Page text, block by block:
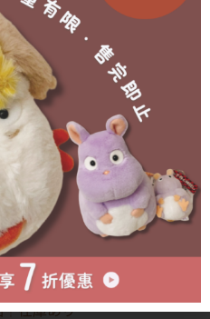
角色特區,所有商品
┊在庫あり